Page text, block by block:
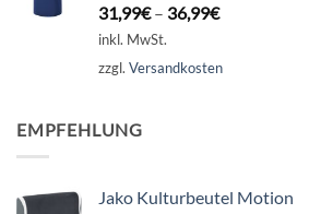
31,99€– 36,99€
inkl. MwSt.
zzgl. Versandkosten
EMPFEHLUNG
Jako Kulturbeutel Motion